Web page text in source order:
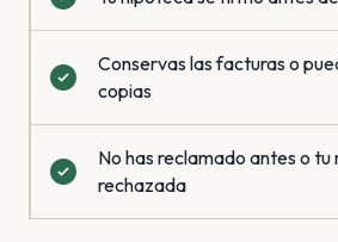
Conservas las facturas o
copias
No has reclamado antes o
rechazada